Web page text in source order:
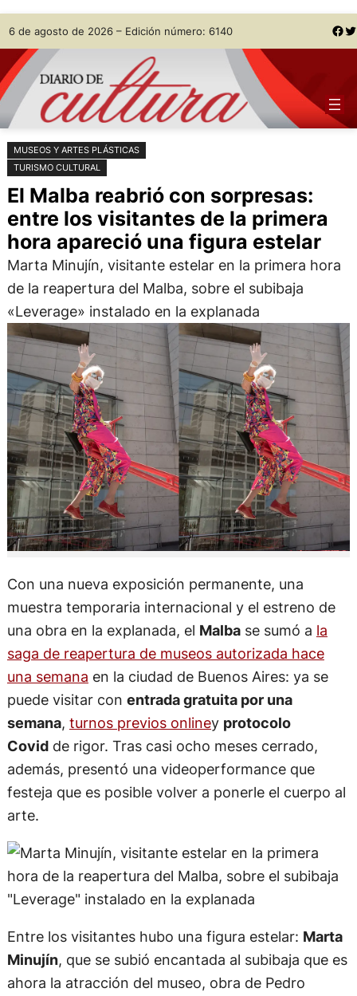
Saltar
al
contenido
Skip
to
content
6 de agosto de 2026 – Edición número: 6140 Facebook Twitter
MUSEOS Y ARTES PLÁSTICAS
TURISMO CULTURAL
El Malba reabrió con sorpresas:
entre los visitantes de la primera
hora apareció una figura estelar
Marta Minujín, visitante estelar en la primera hora
de la reapertura del Malba, sobre el subibaja
«Leverage» instalado en la explanada
Con una nueva exposición permanente, una
muestra temporaria internacional y el estreno de
una obra en la explanada, el Malbase sumó a la
saga de reapertura de museos autorizada hace
una semana en la ciudad de Buenos Aires: ya se
puede visitar con entrada gratuita por una
semana, turnos previos onliney protocolo
Covidde rigor. Tras casi ocho meses cerrado,
además, presentó una videoperformance que
festeja que es posible volver a ponerle el cuerpo al
arte.
Entre los visitantes hubo una figura estelar: Marta
Minujín, que se subió encantada al subibaja que es
ahora la atracción del museo, obra de Pedro